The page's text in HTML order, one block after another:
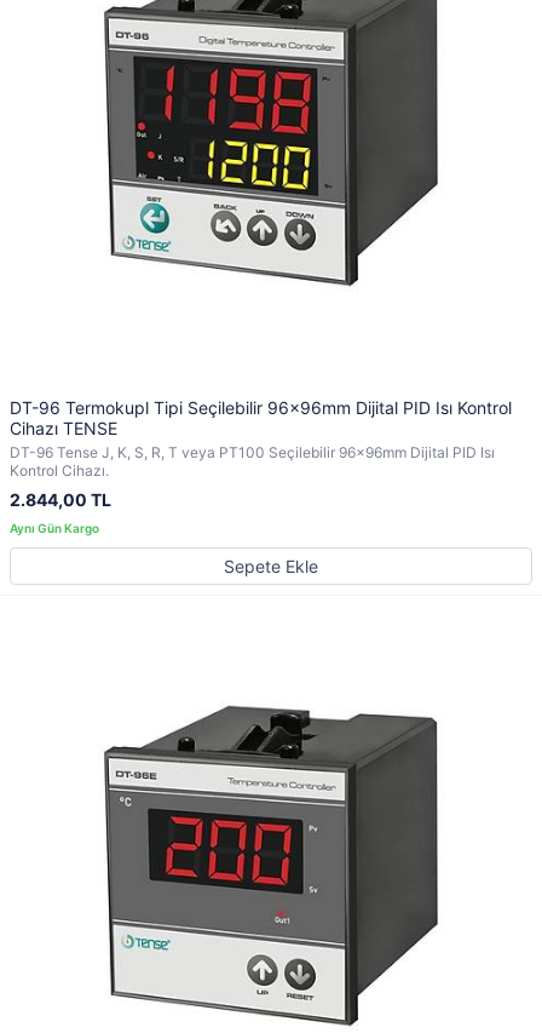
DT-96 Termokupl Tipi Seçilebilir 96x96mm Dijital PID Isı Kontrol
Cihazı TENSE
DT-96 Tense J, K, S, R, T veya PT100 Seçilebilir 96x96mm Dijital PID Isı
Kontrol Cihazı.
2.844,00 TL
Sepete Ekle